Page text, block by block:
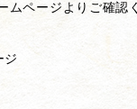
ムページよりご確認
ジ